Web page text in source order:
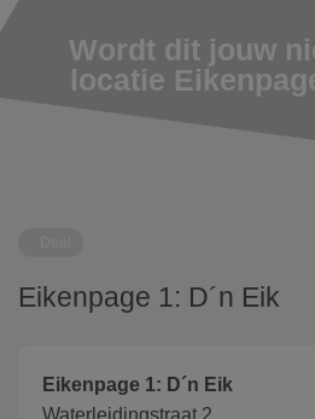
Wordt dit jouw
locatie
Eikenpage 1: D´n Eik
Eikenpage 1: D´n Eik
Waterleidingstraat 2